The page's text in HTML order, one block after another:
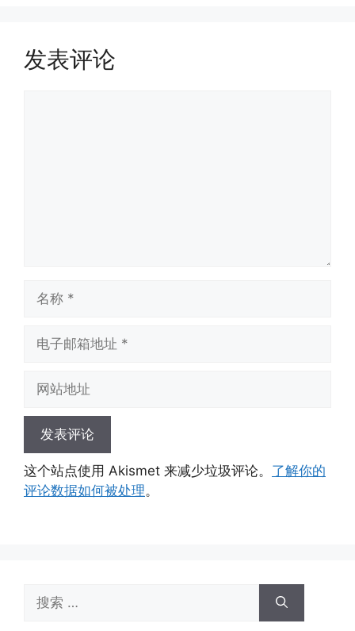
发表评论
地
地
这个站点使用 Akismet 来减少垃圾评论。 了解你的
评论数据如何被处理。
索：